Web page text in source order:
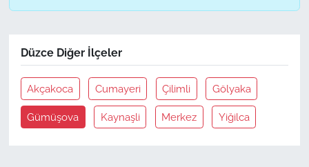
Düzce Diğer İlçeler
Akçakoca Cumayeri Çilimli Gölyaka
Gümüşova Kaynaşli Merkez Yiğilca